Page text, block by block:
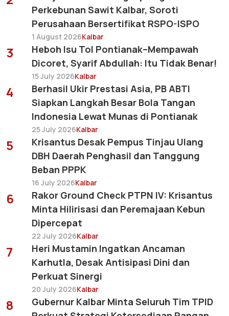
Perkebunan Sawit Kalbar, Soroti
Perusahaan Bersertifikat RSPO-ISPO
1 August 2026Kalbar
3
Heboh Isu Tol Pontianak–Mempawah
Dicoret, Syarif Abdullah: Itu Tidak Benar!
15 July 2026Kalbar
4
Berhasil Ukir Prestasi Asia, PB ABTI
Siapkan Langkah Besar Bola Tangan
Indonesia Lewat Munas di Pontianak
25 July 2026Kalbar
5
Krisantus Desak Pempus Tinjau Ulang
DBH Daerah Penghasil dan Tanggung
Beban PPPK
16 July 2026Kalbar
6
Rakor Ground Check PTPN IV: Krisantus
Minta Hilirisasi dan Peremajaan Kebun
Dipercepat
22 July 2026Kalbar
7
Heri Mustamin Ingatkan Ancaman
Karhutla, Desak Antisipasi Dini dan
Perkuat Sinergi
20 July 2026Kalbar
8
Gubernur Kalbar Minta Seluruh Tim TPID